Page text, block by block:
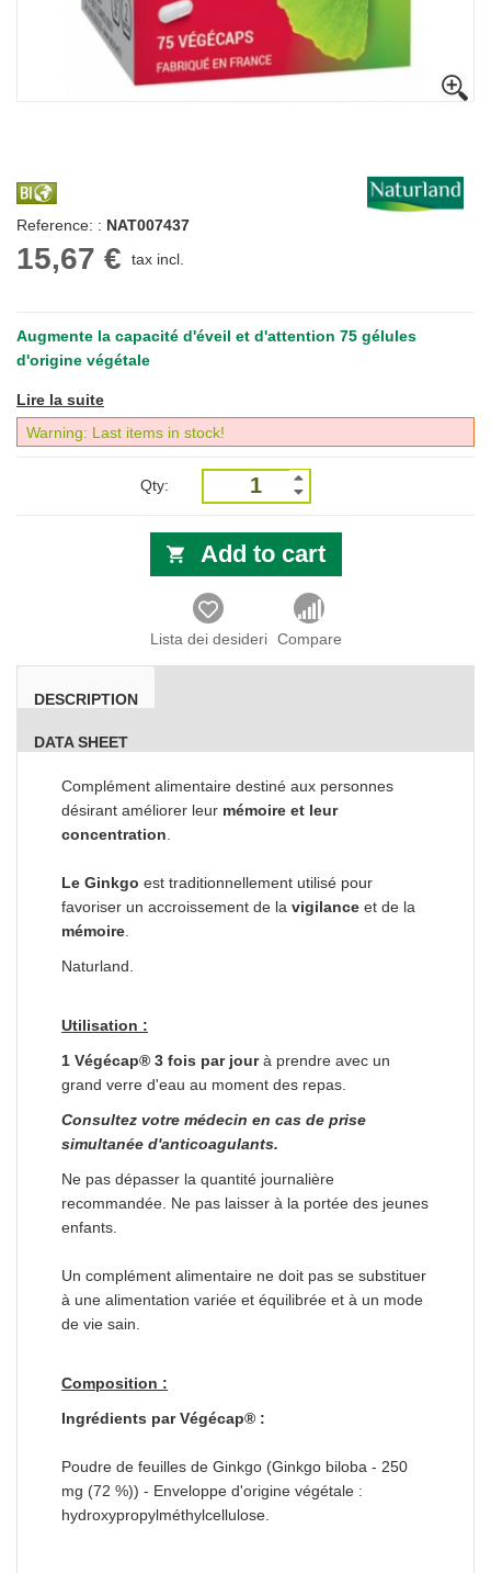
Reference: : NAT007437
15,67 € tax incl.
Augmente la capacité d'éveil et d'attention 75 gélules
d'origine végétale
Lire la suite
Warning: Last items in stock!
Qty:
Add to cart
Lista dei desideri Compare
DESCRIPTION
DATA SHEET
Complément alimentaire destiné aux personnes
désirant améliorer leur mémoire et leur
concentration
Le Ginkgo est traditionnellement utilisé pour
favoriser un accroissement de la vigilance et de la
mémoire
Naturland.
Utilisation :
1 Végécap® 3 fois par jourà prendre avec un
grand verre d'eau au moment des repas.
Consultez votre médecin en cas de prise
simultanée d'anticoagulants.
Ne pas dépasser la quantité journalière
recommandée. Ne pas laisser à la portée des jeunes
enfants.
Un complément alimentaire ne doit pas se substituer
à une alimentation variée et équilibrée et à un mode
de vie sain.
Composition :
Ingrédients par Végécap® :
Poudre de feuilles de Ginkgo (Ginkgo biloba - 250
mg (72 %)) - Enveloppe d'origine végétale :
hydroxypropylméthylcellulose.